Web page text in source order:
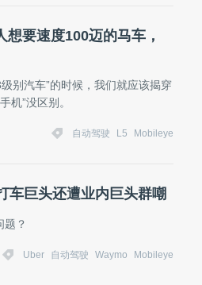
要速度100迈的马车，
别汽车”的时候，我们就应该揭穿
机”没区别。
自动驾驶 L5 Mobileye
车巨头还遭业内巨头群嘲
题？
Uber 自动驾驶 Waymo Mobileye